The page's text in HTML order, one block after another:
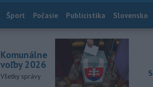
Index
Šport Počasie Publicistika Slovensko
Komunálne
voľby 2026
Všetky správy